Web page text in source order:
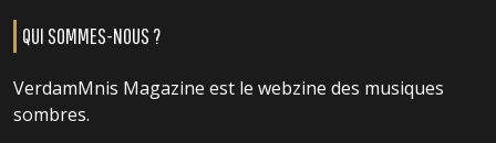
QUI SOMMES-NOUS ?
VerdamMnis Magazine est le webzine des musiques
sombres.